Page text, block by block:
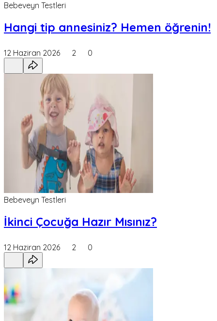
Bebeveyn Testleri
Hangi tip annesiniz? Hemen öğrenin!
12 Haziran 2026 2 0
Bebeveyn Testleri
İkinci Çocuğa Hazır Mısınız?
12 Haziran 2026 2 0